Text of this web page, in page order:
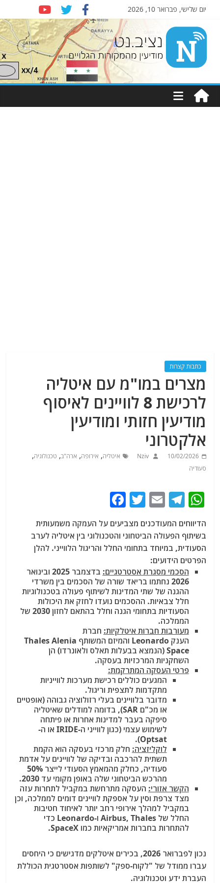
יום שלישי, פברואר 10, 2026
Nziv.net
מודיעין
מהמקורות
כתבות קצרות
מצרים במו"מ עם איטליה
לרכישת 8 לוויינים לאיסוף
מודיעין חזותי ומודיעין
אלקטרוני
10/02/2026
Nziv איטליה, אירופה, ארה"ב, טכנולוגיה,
סעודיה
W
at
s
A
p
p
T
e
g
ra
m
E
ai
l
T
itt
er
c
e
o
o
k
הדיווחים המעודכנים מצביעים על העמקה משמעותית
בשיתוף הפעולה הביטחוני והטכנולוגי בין איטליה לערב
הסעודית, במיוחד בתחומי החלל והריגול הלווייני. להלן
הפרטים הידועים:
הסכמי מסגרת אסטרטגיים:
בדצמבר 2025 ובינואר
2026 נחתמו בריאד שורה של הסכמים בין משרדי
ההגנה של שתי המדינות לשיתוף פעולה בטכנולוגיות
חלל צבאיות. ההסכמים נועדו לחזק את היכולות
הסעודיות בתחומי הגנה וחלל בהתאם לחזון 2030 של
הממלכה.
מעורבות חברות איטלקיות: חברת
הענק Leonardo והמיזם המשותף Thales Alenia
Space (הנמצא בבעלות תאלס ולאונרדו) הן
השחקניות המרכזיות בעסקה.
פרטי העסקה המתרקמת:
המגעים כוללים רכישת מערכות לווייניות
מתקדמות לתצפית וריגול.
מדובר בלוויינים בעלי רזולוציה גבוהה (אופטיים
או מכ"ם SAR), בדומה למודלים שאיטליה
סיפקה בעבר למדינות אחרות או פיתחה
לשימוש עצמי (כגון לווייני ה-IRIDE או ה-
Optsat).
לוקליזציה: חלק מרכזי בעסקה הוא הקמת
תשתית להרכבה ובדיקה של לוויינים על אדמת
סעודיה, כחלק מהמאמץ הסעודי לייצר 50%
מהרכש הביטחוני שלה באופן מקומי עד 2030.
הקשר אזורי: העסקה מתרחשת במקביל לתחרות עזה
מצד צרפת וסין על אספקת לוויינים דומים לממלכה, וכן
במקביל למהלך אירופי רחב יותר לאיחוד חטיבות
החלל של Airbus, Thales ו-Leonardo כדי
להתחרות בחברות אמריקאיות כמו SpaceX.
נכון לפברואר 2026, בכירים איטלקים מדגישים כי היחסים
עברו ממודל של "לקוח-ספק" לשותפות אסטרטגית הכוללת
העברת ידע וטכנולוגיה.